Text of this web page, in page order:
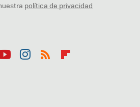
política de privacidad